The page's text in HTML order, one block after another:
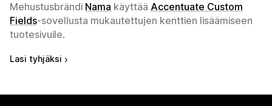
Mehustusbrändi Nama käyttää Accentuate Custom
Fields-sovellusta mukautettujen kenttien lisäämiseen
tuotesivuile.
Lasi tyhjäksi